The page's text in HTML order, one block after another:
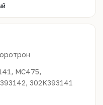
MC475,
302K393141